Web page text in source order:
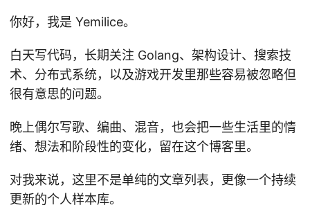
你好，我是 Yemilice。
白天写代码，长期关注 Golang、架构设计、搜索技
术、分布式系统，以及游戏开发里那些容易被忽略但
很有意思的问题。
晚上偶尔写歌、编曲、混音，也会把一些生活里的情
绪、想法和阶段性的变化，留在这个博客里。
对我来说，这里不是单纯的文章列表，更像一个持续
更新的个人样本库。